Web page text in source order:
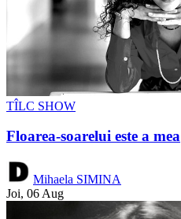
TÎLC SHOW
Floarea-soarelui este a mea
Mihaela SIMINA
Joi, 06 Aug